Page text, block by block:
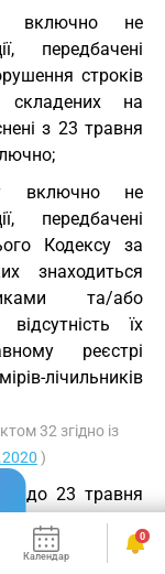
включно не
передбачені
строків
складених на
з 23 травня
включно не
передбачені
Кодексу за
знаходиться
та/або
їх
реєстрі
лічильників
32 згідно із
)
до 23 травня
платників
212.1.15
Календар Сервіси
0